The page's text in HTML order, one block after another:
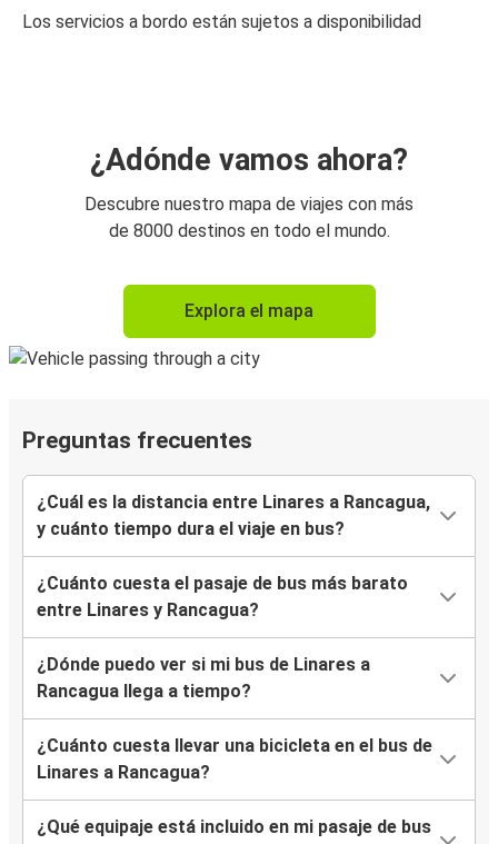
Los servicios a bordo están sujetos a disponibilidad
¿Adónde vamos ahora?
Descubre nuestro mapa de viajes con más
de 8000 destinos en todo el mundo.
Explora el mapa
Preguntas frecuentes
¿Cuál es la distancia entre Linares a Rancagua,
y cuánto tiempo dura el viaje en bus?
¿Cuánto cuesta el pasaje de bus más barato
entre Linares y Rancagua?
¿Dónde puedo ver si mi bus de Linares a
Rancagua llega a tiempo?
¿Cuánto cuesta llevar una bicicleta en el bus de
Linares a Rancagua?
¿Qué equipaje está incluido en mi pasaje de bus